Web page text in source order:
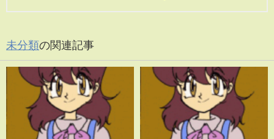
未分類の関連記事